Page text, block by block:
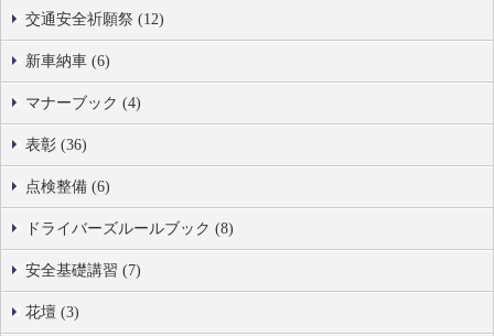
交通安全祈願祭 (12)
新車納車 (6)
マナーブック (4)
表彰 (36)
点検整備 (6)
ドライバーズルールブック (8)
安全基礎講習 (7)
花壇 (3)